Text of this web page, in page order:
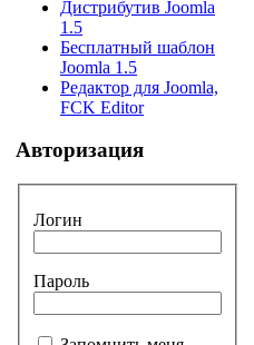
Дистрибутив Joomla
1.5
Бесплатный шаблон
Joomla 1.5
Редактор для Joomla,
FCK Editor
Авторизация
Логин
Пароль